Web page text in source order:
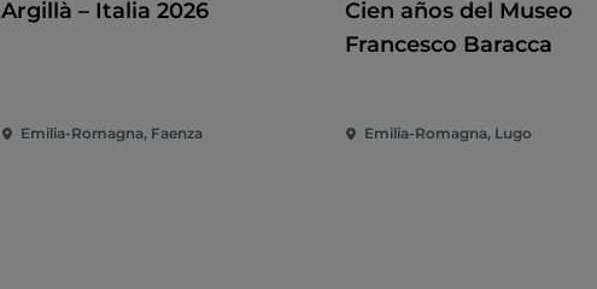
Argillà – Italia 2026
Emilia-Romagna, Faenza
Cien años del Museo
Francesco Baracca
Emilia-Romagna, Lugo